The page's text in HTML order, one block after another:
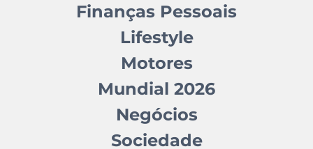
Finanças Pessoais
Lifestyle
Motores
Mundial 2026
Negócios
Sociedade